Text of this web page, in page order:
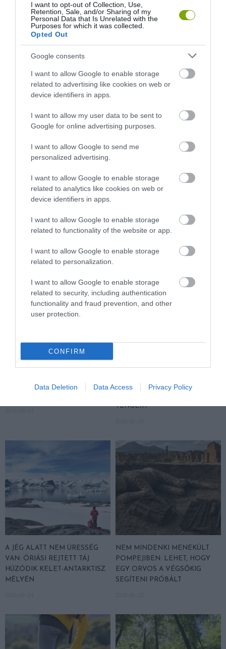
I want to opt-out of Collection, Use,
Retention, Sale, and/or Sharing of my
Personal Data that Is Unrelated with the
Purposes for which it was collected.
Opted Out
Google consents
I want to allow Google to enable storage
related to advertising like cookies on web or
device identifiers in apps.
I want to allow my user data to be sent to
Google for online advertising purposes.
I want to allow Google to send me
personalized advertising.
I want to allow Google to enable storage
related to analytics like cookies on web or
device identifiers in apps.
I want to allow Google to enable storage
related to functionality of the website or app.
I want to allow Google to enable storage
related to personalization.
I want to allow Google to enable storage
related to security, including authentication
functionality and fraud prevention, and other
user protection.
CONFIRM
Data Deletion Data Access Privacy Policy
KIRÁNDULÁS A
PANNONHALMI
ARBORÉTUMBA
KIRÁNDULÁS PANNONHALMA
SZŐLŐ ÉS KOMLÓ
2026-08-04
KIRÁNDULÁS A
GYÓGYNÖVÉNYKERTBE ÉS
ILLATMÚZEUMBA
2026-08-04
PINCÉSZETÉBE
SÖRFŐZDÉBE, A BENCÉS
TEXTILJEI ÚJRA ÖSSZEÁLLTAK:
TENGERT
A JÉG ALATT NEM ÜRESSÉG
VAN: ÓRIÁSI REJTETT TÁJ
HÚZÓDIK KELET-ANTARKTISZ
MÉLYÉN
NEM MINDENKI MENEKÜLT
POMPEJIBEN: LEHET, HOGY
EGY ORVOS A VÉGSŐKIG
SEGÍTENI PRÓBÁLT